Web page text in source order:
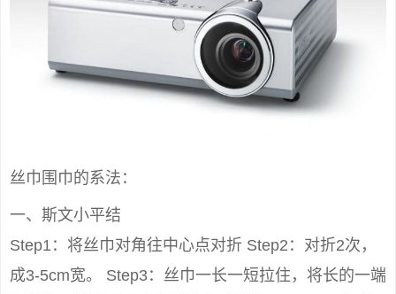
丝巾围巾的系法：
一、斯文小平结
Step1：将丝巾对角往中心点对折 Step2：对折2次，
成3-5cm宽。 Step3：丝巾一长一短拉住，将长的一端